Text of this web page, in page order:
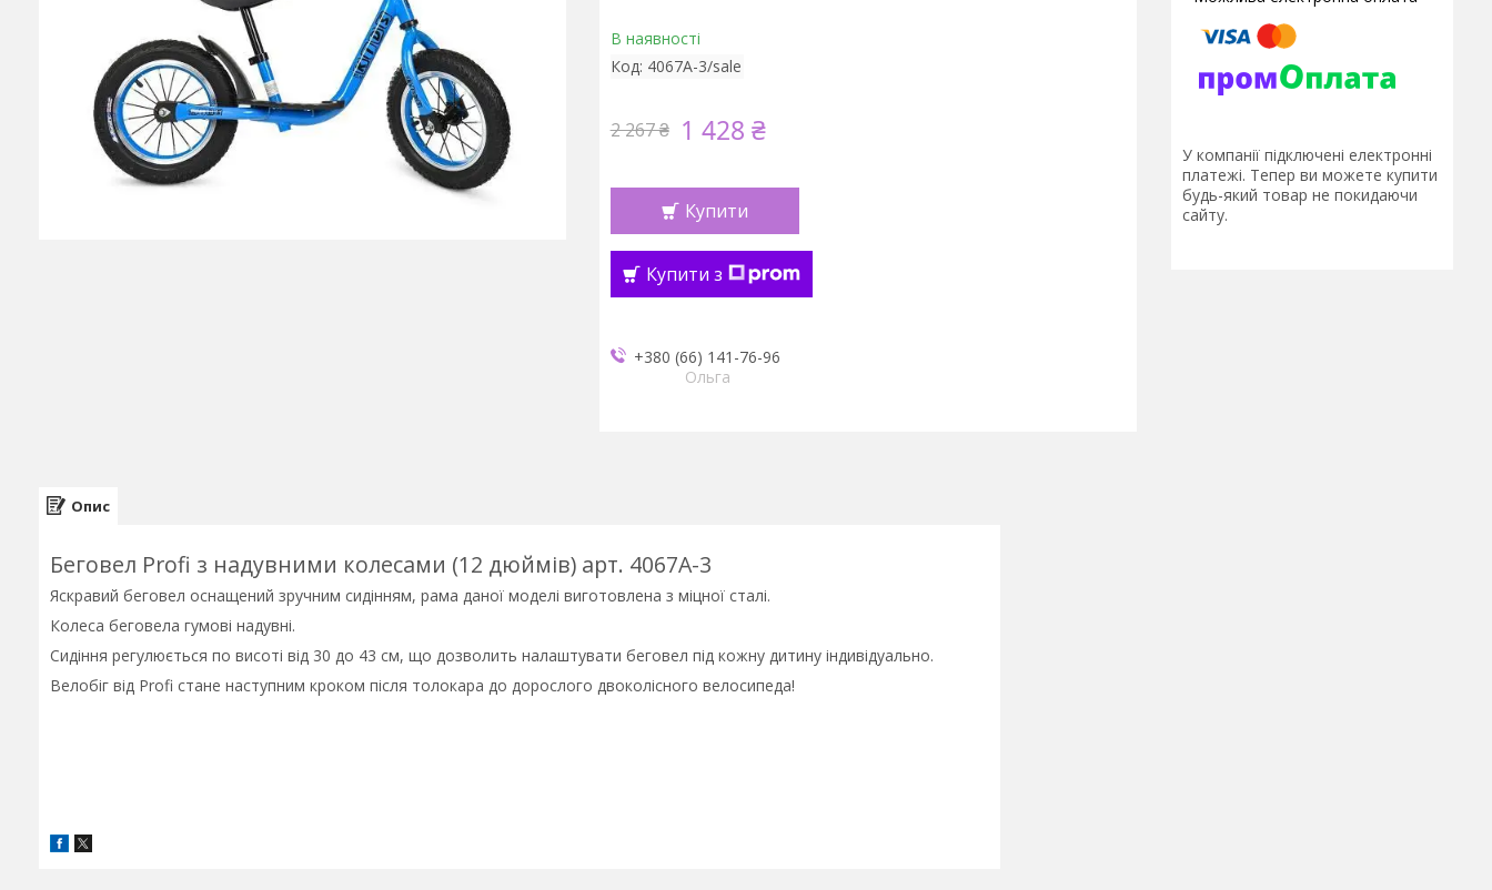
В наявності
Код: 4067A-3/sale
2 267 ₴ 1 428 ₴
Купити
Купити з
+380 (66) 141-76-96
Ольга
У компанії підключені електронні
платежі. Тепер ви можете купити
будь-який товар не покидаючи
сайту.
Опис
Беговел Profi з надувними колесами (12 дюймів) арт. 4067A-3
Яскравий беговел оснащений зручним сидінням, рама даної моделі виготовлена з міцної сталі.
Колеса беговела гумові надувні.
Сидіння регулюється по висоті від 30 до 43 см, що дозволить налаштувати беговел під кожну дитину індивідуально.
Велобіг від Profi стане наступним кроком після толокара до дорослого двоколісного велосипеда!